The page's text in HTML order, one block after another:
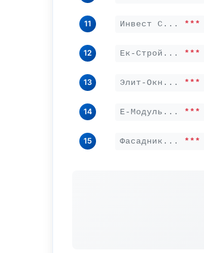
11 Инвест С... ***
12 Ек-Строй... ***
13 Элит-Окн... ***
14 Е-Модуль... ***
15 Фасадник... ***